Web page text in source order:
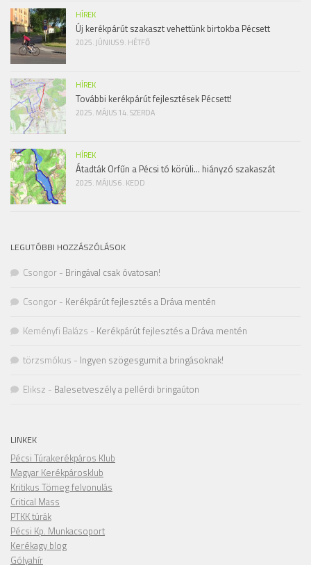
HÍREK
Új kerékpárút szakaszt vehettünk birtokba Pécsett
2025. JÚNIUS 9. HÉTFŐ
HÍREK
További kerékpárút fejlesztések Pécsett!
2025. MÁJUS 14. SZERDA
HÍREK
Átadták Orfűn a Pécsi tó körüli… hiányzó szakaszát
2025. MÁJUS 6. KEDD
LEGUTÓBBI HOZZÁSZÓLÁSOK
Csongor - Bringával csak óvatosan!
Csongor - Kerékpárút fejlesztés a Dráva mentén
Keményfi Balázs - Kerékpárút fejlesztés a Dráva mentén
törzsmókus - Ingyen szögesgumit a bringásoknak!
Eliksz - Balesetveszély a pellérdi bringaúton
LINKEK
Pécsi Túrakerékpáros Klub
Magyar Kerékpárosklub
Kritikus Tömeg felvonulás
Critical Mass
PTKK túrák
Pécsi Kp. Munkacsoport
Kerékagy blog
Gólyahír